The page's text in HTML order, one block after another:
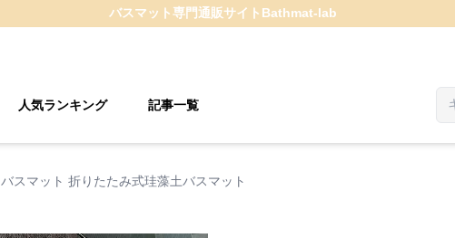
バスマット専門通販サイト Bathmat-lab
人気ランキング 記事一覧
バスマット 折りたたみ式珪藻土バスマット